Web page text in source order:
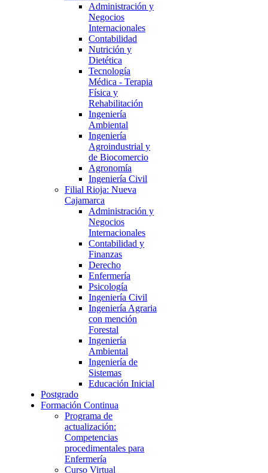
Administración y
Negocios
Internacionales
Contabilidad
Nutrición y
Dietética
Tecnología
Médica - Terapia
Física y
Rehabilitación
Ingeniería
Ambiental
Ingeniería
Agroindustrial y
de Biocomercio
Agronomía
Ingeniería Civil
Filial Rioja: Nueva
Cajamarca
Administración y
Negocios
Internacionales
Contabilidad y
Finanzas
Derecho
Enfermería
Psicología
Ingeniería Civil
Ingeniería Agraria
con mención
Forestal
Ingeniería
Ambiental
Ingeniería de
Sistemas
Educación Inicial
Postgrado
Formación Continua
Programa de
actualización:
Competencias
procedimentales para
Enfermería
Curso Virtual